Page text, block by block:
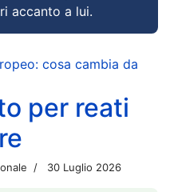
accanto a lui.
cosa cambia da
per reati
30 Luglio 2026